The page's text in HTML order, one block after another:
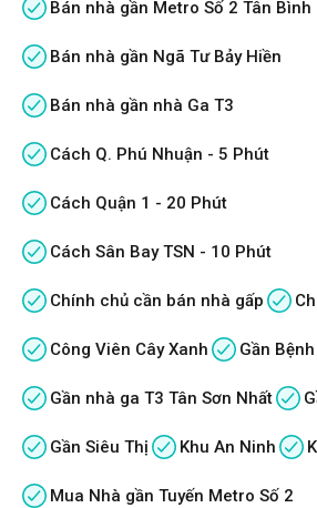
Bán nhà gần Metro Số 2 Tân Bình
Bán nhà gần Ngã Tư Bảy Hiền
Bán nhà gần nhà Ga T3
Cách Q. Phú Nhuận - 5 Phút
Cách Quận 1 - 20 Phút
Cách Sân Bay TSN - 10 Phút
Chính chủ cần bán nhà gấp
Công Viên Cây Xanh Gần
Gần nhà ga T3 Tân Sơn Nhất
Gần Siêu Thị Khu An Ninh
Mua Nhà gần Tuyến Metro Số 2